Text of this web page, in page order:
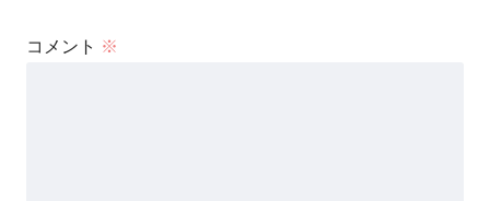
コメント ※